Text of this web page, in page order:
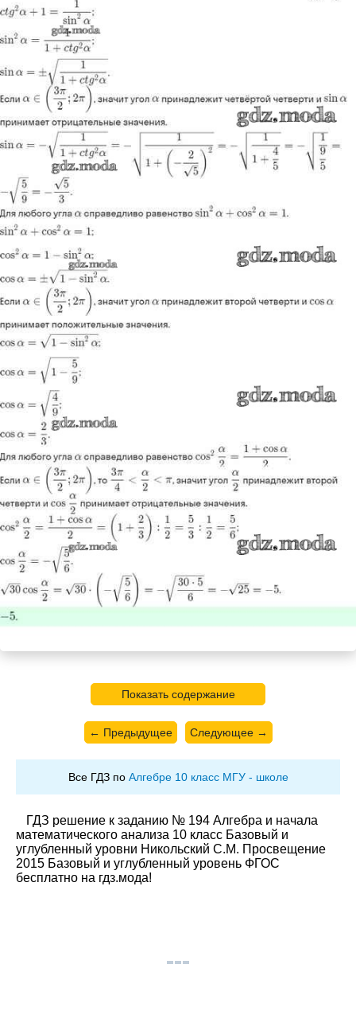
Показать содержание
← Предыдущее Следующее →
Все ГДЗ по Алгебре 10 класс МГУ - школе
ГДЗ решение к заданию № 194 Алгебра и начала
математического анализа 10 класс Базовый и
углубленный уровни Никольский С.М. Просвещение
2015 Базовый и углубленный уровень ФГОС
бесплатно на гдз.мода!